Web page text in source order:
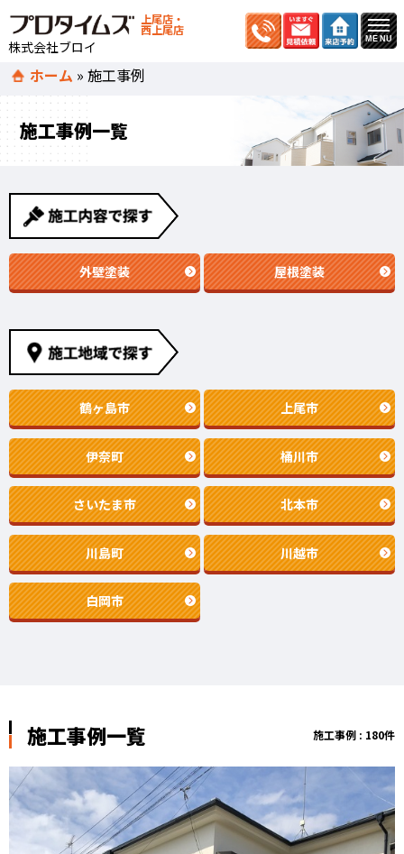
上尾店・
西上尾店
株式会社ブロイ
ホーム »施工事例
施工事例一覧
外壁塗装 屋根塗装
鶴ヶ島市 上尾市
伊奈町 桶川市
さいたま市 北本市
川島町 川越市
白岡市
施工事例一覧 施工事例 : 180件